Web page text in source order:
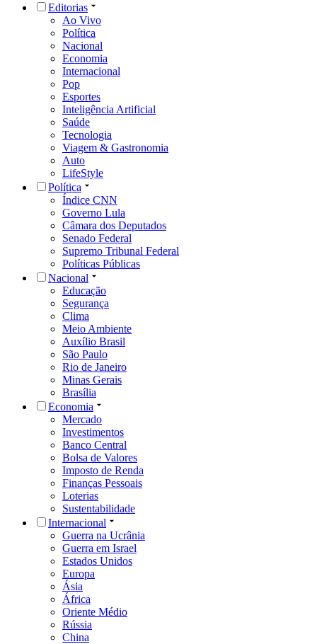
Editorias
Ao Vivo
Política
Nacional
Economia
Internacional
Pop
Esportes
Inteligência Artificial
Saúde
Tecnologia
Viagem & Gastronomia
Auto
LifeStyle
Política
Índice CNN
Governo Lula
Câmara dos Deputados
Senado Federal
Supremo Tribunal Federal
Políticas Públicas
Nacional
Educação
Segurança
Clima
Meio Ambiente
Auxílio Brasil
São Paulo
Rio de Janeiro
Minas Gerais
Brasília
Economia
Mercado
Investimentos
Banco Central
Bolsa de Valores
Imposto de Renda
Finanças Pessoais
Loterias
Sustentabilidade
Internacional
Guerra na Ucrânia
Guerra em Israel
Estados Unidos
Europa
Ásia
África
Oriente Médio
Rússia
China